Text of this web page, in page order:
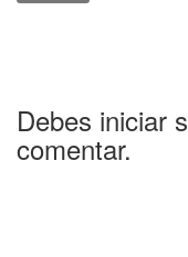
Debes iniciar
comentar.